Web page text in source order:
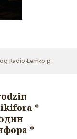
Radio-Lemko.pl
*
*